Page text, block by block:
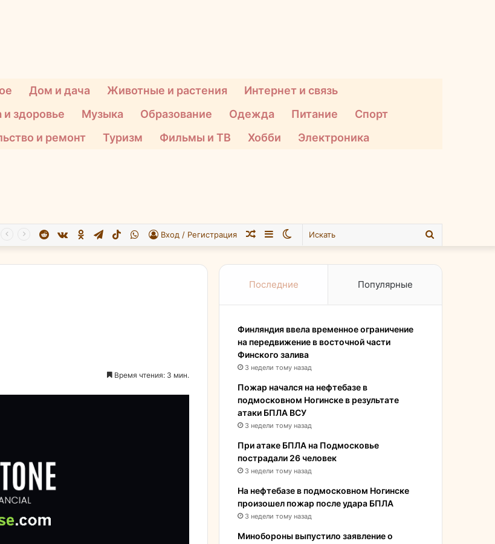
Дом и дача Животные и растения
Интернет и связь
и здоровье Музыка Образование Одежда Питание
Спорт
и ремонт Туризм Фильмы и ТВ Хобби Электроника
Искать
Switch
Sidebar
Случайная
Вход / Регистрация
WhatsApp
TikTok
Telegram
Одноклассники
vk.com
Reddit
Время чтения: 3 мин.
Последние Популярные
Финляндия ввела временное ограничение
на передвижение в восточной части
Финского залива
3 недели тому назад
Пожар начался на нефтебазе в
подмосковном Ногинске в результате
атаки БПЛА ВСУ
3 недели тому назад
При атаке БПЛА на Подмосковье
пострадали 26 человек
3 недели тому назад
На нефтебазе в подмосковном Ногинске
произошел пожар после удара БПЛА
3 недели тому назад
Минобороны выпустило заявление о